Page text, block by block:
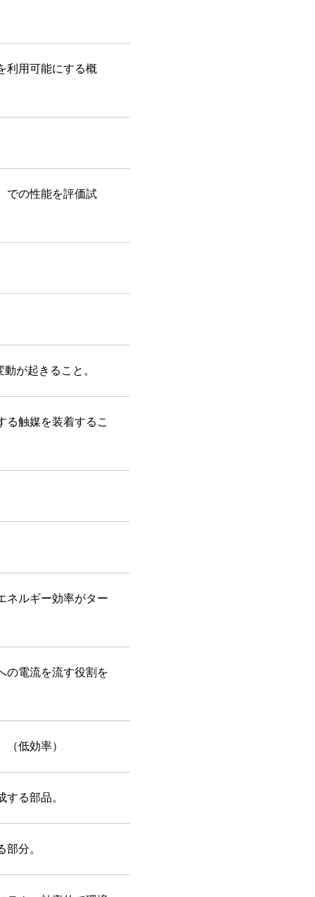
利用可能にする概
での性能を評価試
が起きること。
る触媒を装着するこ
ネルギー効率がター
の電流を流す役割を
低効率）
る部品。
分。